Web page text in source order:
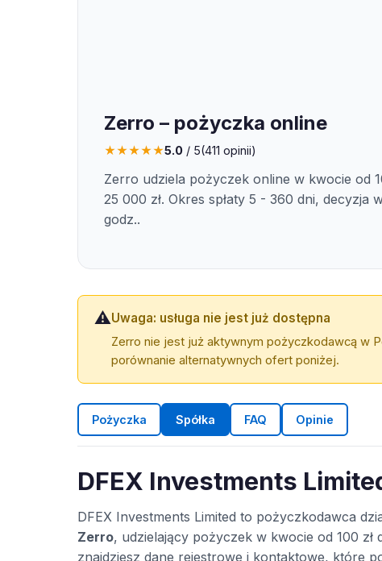
Zerro – pożyczka online
★★★★★5.0 / 5(411 opinii)
Zerro udziela pożyczek online w kwocie od
25 000 zł. Okres spłaty 5 - 360 dni, decyzja
godz..
⚠️Uwaga: usługa nie jest już dostępna
Zerro nie jest już aktywnym pożyczkodawcą w
porównanie alternatywnych ofert poniżej.
Pożyczka Spółka FAQ Opinie
DFEX Investments
DFEX Investments Limited to pożyczkodawca
Zerro, udzielający pożyczek w kwocie od 100 zł
znajdziesz dane rejestrowe i kontaktowe, które